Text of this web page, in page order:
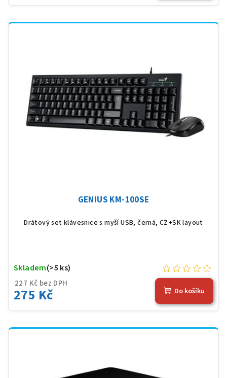
GENIUS KM-100SE
Drátový set klávesnice s myší USB, černá, CZ+SK layout
227 Kč bez DPH
275 Kč
Skladem(>5 ks)
Do košíku